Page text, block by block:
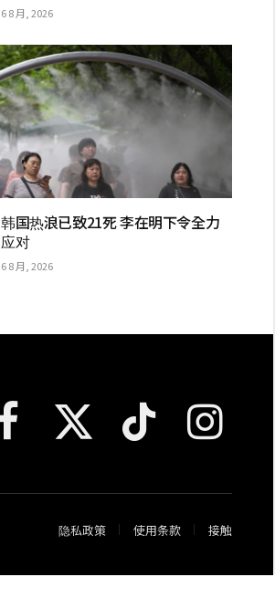
6 8 月, 2026
韩国热浪已致21死 李在明下令全力
应对
6 8 月, 2026
Facebook X
TikTok Instagram
隐私政策 使用条款 接触